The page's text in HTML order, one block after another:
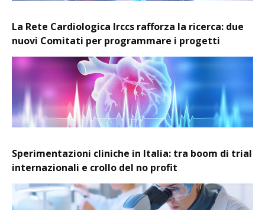
La Rete Cardiologica Irccs rafforza la ricerca: due
nuovi Comitati per programmare i progetti
Sperimentazioni cliniche in Italia: tra boom di trial
internazionali e crollo del no profit